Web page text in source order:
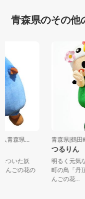
青森県のその他
人青森県...
みついた妖
りんごの花の
青森県|鶴
つるりん
明るく元
町の鳥「
んごの花...